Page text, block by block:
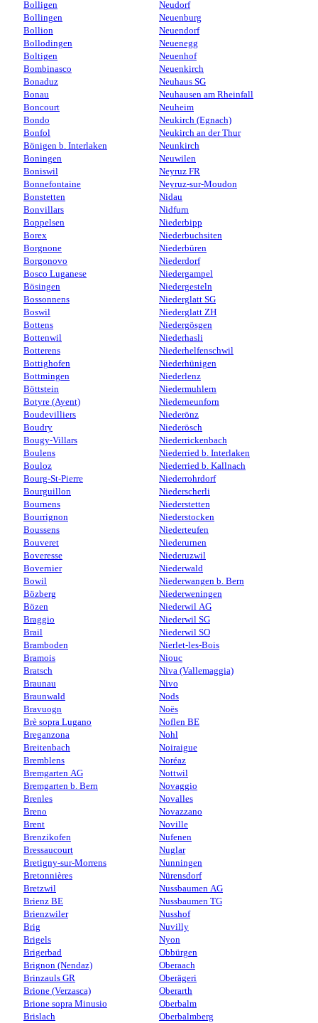
Bolligen
Bollingen
Bollion
Bollodingen
Boltigen
Bombinasco
Bonaduz
Bonau
Boncourt
Bondo
Bonfol
Bönigen b. Interlaken
Boningen
Boniswil
Bonnefontaine
Bonstetten
Bonvillars
Boppelsen
Borex
Borgnone
Borgonovo
Bosco Luganese
Bösingen
Bossonnens
Boswil
Bottens
Bottenwil
Botterens
Bottighofen
Bottmingen
Böttstein
Botyre (Ayent)
Boudevilliers
Boudry
Bougy-Villars
Boulens
Bouloz
Bourg-St-Pierre
Bourguillon
Bournens
Bourrignon
Boussens
Bouveret
Boveresse
Bovernier
Bowil
Bözberg
Bözen
Braggio
Brail
Bramboden
Bramois
Bratsch
Braunau
Braunwald
Bravuogn
Brè sopra Lugano
Breganzona
Breitenbach
Bremblens
Bremgarten AG
Bremgarten b. Bern
Brenles
Breno
Brent
Brenzikofen
Bressaucourt
Bretigny-sur-Morrens
Bretonnières
Bretzwil
Brienz BE
Brienzwiler
Brig
Brigels
Brigerbad
Brignon (Nendaz)
Brinzauls GR
Brione (Verzasca)
Brione sopra Minusio
Brislach
Neudorf
Neuenburg
Neuendorf
Neuenegg
Neuenhof
Neuenkirch
Neuhaus SG
Neuhausen am Rheinfall
Neuheim
Neukirch (Egnach)
Neukirch an der Thur
Neunkirch
Neuwilen
Neyruz FR
Neyruz-sur-Moudon
Nidau
Nidfurn
Niederbipp
Niederbuchsiten
Niederbüren
Niederdorf
Niedergampel
Niedergesteln
Niederglatt SG
Niederglatt ZH
Niedergösgen
Niederhasli
Niederhelfenschwil
Niederhünigen
Niederlenz
Niedermuhlern
Niederneunforn
Niederönz
Niederösch
Niederrickenbach
Niederried b. Interlaken
Niederried b. Kallnach
Niederrohrdorf
Niederscherli
Niederstetten
Niederstocken
Niederteufen
Niederurnen
Niederuzwil
Niederwald
Niederwangen b. Bern
Niederweningen
Niederwil AG
Niederwil SG
Niederwil SO
Nierlet-les-Bois
Niouc
Niva (Vallemaggia)
Nivo
Nods
Noës
Noflen BE
Nohl
Noiraigue
Noréaz
Nottwil
Novaggio
Novalles
Novazzano
Noville
Nufenen
Nuglar
Nunningen
Nürensdorf
Nussbaumen AG
Nussbaumen TG
Nusshof
Nuvilly
Nyon
Obbürgen
Oberaach
Oberägeri
Oberarth
Oberbalm
Oberbalmberg